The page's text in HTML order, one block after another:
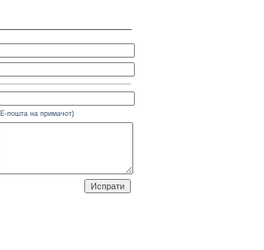
пошта на примачот)